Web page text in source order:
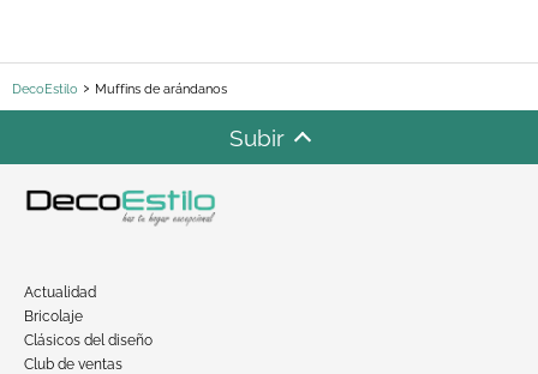
DecoEstilo Muffins de arándanos
Subir
Actualidad
Bricolaje
Clásicos del diseño
Club de ventas